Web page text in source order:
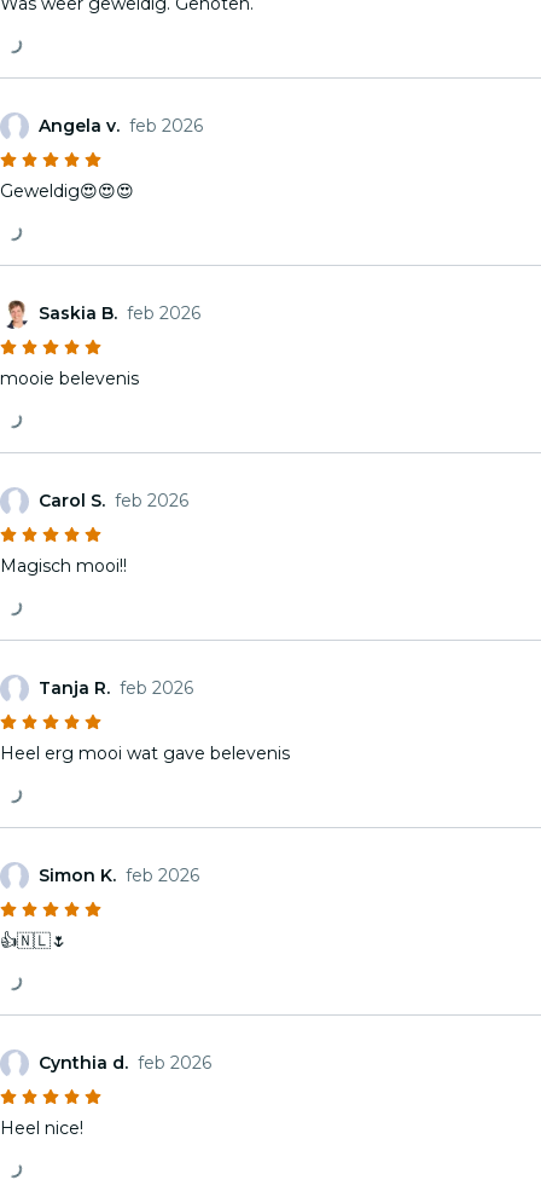
Angela v. feb 2026
Geweldig😍😍😍
Saskia B. feb 2026
mooie belevenis
Carol S. feb 2026
Magisch mooi!!
Tanja R. feb 2026
Heel erg mooi wat gave belevenis
Simon K. feb 2026
👍🇳🇱🌷
Cynthia d. feb 2026
Heel nice!